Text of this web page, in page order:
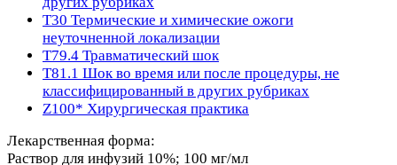
T30 Термические и химические ожоги
неуточненной локализации
T79.4 Травматический шок
T81.1 Шок во время или после процедуры, не
классифицированный в других рубриках
Z100* Хирургическая практика
Лекарственная форма:
Раствор для инфузий 10%; 100 мг/мл